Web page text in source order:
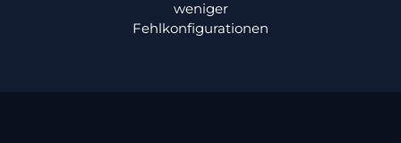
weniger
Fehlkonfigurationen